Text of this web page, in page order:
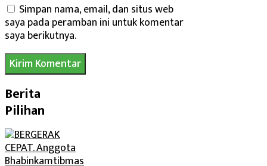
Simpan nama, email, dan situs web
saya pada peramban ini untuk komentar
saya berikutnya.
Berita
Pilihan